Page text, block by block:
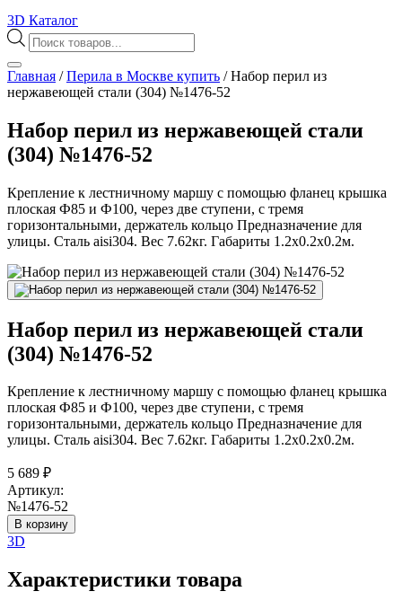
3D Каталог
Поиск
товаров
Главная /Перила в Москве купить /Набор перил из
нержавеющей стали (304) №1476-52
Набор перил из нержавеющей стали
(304) №1476-52
Крепление к лестничному маршу с помощью фланец крышка
плоская Ф85 и Ф100, через две ступени, с тремя
горизонтальными, держатель кольцо Предназначение для
улицы. Сталь aisi304. Вес 7.62кг. Габариты 1.2х0.2х0.2м.
Набор перил из нержавеющей стали
(304) №1476-52
Крепление к лестничному маршу с помощью фланец крышка
плоская Ф85 и Ф100, через две ступени, с тремя
горизонтальными, держатель кольцо Предназначение для
улицы. Сталь aisi304. Вес 7.62кг. Габариты 1.2х0.2х0.2м.
5 689 ₽
Артикул:
№1476-52
В корзину
3D
Характеристики товара